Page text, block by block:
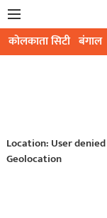
कोलकाता सिटी बंगाल
Location: User denied
Geolocation